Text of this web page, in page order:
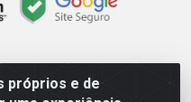
próprios e de
- Av. Senador Queiróz, 274